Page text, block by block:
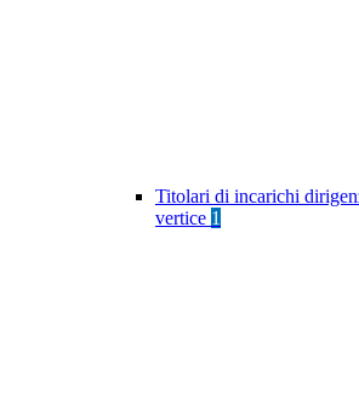
Titolari di incarichi
vertice 1